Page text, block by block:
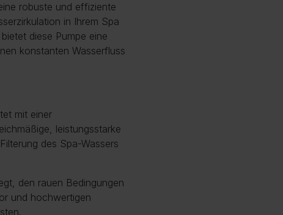
robuste und effiziente
in Ihrem Spa
diese Pumpe eine
konstanten Wasserfluss
mit einer
leistungsstarke
des Spa-Wassers
den rauen Bedingungen
und hochwertigen